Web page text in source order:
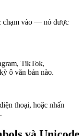
chạm vào — nó được
TikTok,
ô văn bản nào.
thoại, hoặc nhấn